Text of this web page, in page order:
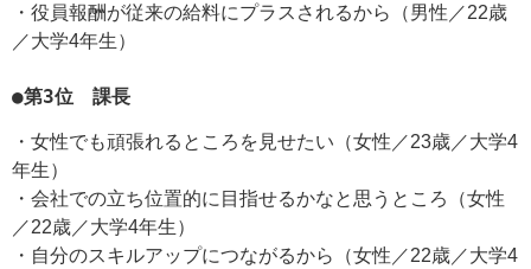
・役員報酬が従来の給料にプラスされるから（男性／22歳
／大学4年生）
●第3位 課長
・女性でも頑張れるところを見せたい（女性／23歳／大学4
年生）
・会社での立ち位置的に目指せるかなと思うところ（女性
／22歳／大学4年生）
・自分のスキルアップにつながるから（女性／22歳／大学4